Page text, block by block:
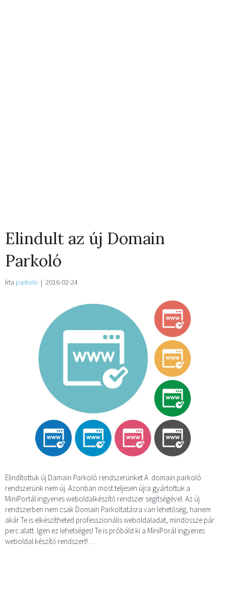
Elindult az új Domain
Parkoló
Írta parkolo | 2016-02-24
Elindítottuk új Damain Parkoló rendszerünket A domain parkoló
rendszerünk nem új. Azonban most teljesen újra gyártottuk a
MiniPortál ingyenes weboldalkészítő rendszer segítségével. Az új
rendszerben nem csak Domain Parkoltatásra van lehetőség, hanem
akár Te is elkészítheted professzionális weboldaladat, mindössze pár
perc alatt. Igen ez lehetséges! Te is próbáld ki a MiniPorál ingyenes
weboldal készítő rendszert!…